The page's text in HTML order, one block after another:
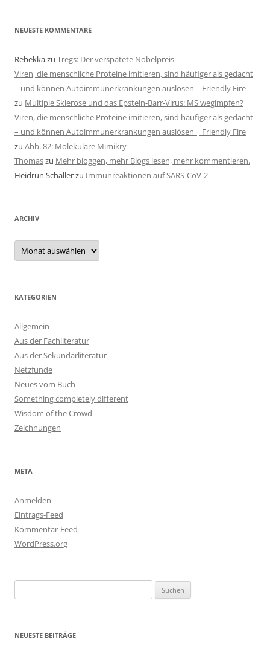
NEUESTE KOMMENTARE
Rebekkazu Tregs: Der verspätete Nobelpreis
Viren, die menschliche Proteine imitieren, sind häufiger als gedacht
– und können Autoimmunerkrankungen auslösen | Friendly Fire
zu Multiple Sklerose und das Epstein-Barr-Virus: MS wegimpfen?
Viren, die menschliche Proteine imitieren, sind häufiger als gedacht
– und können Autoimmunerkrankungen auslösen | Friendly Fire
zu Abb. 82: Molekulare Mimikry
Thomaszu Mehr bloggen, mehr Blogs lesen, mehr kommentieren.
Heidrun Schallerzu Immunreaktionen auf SARS-CoV-2
ARCHIV
Archiv
KATEGORIEN
Allgemein
Aus der Fachliteratur
Aus der Sekundärliteratur
Netzfunde
Neues vom Buch
Something completely different
Wisdom of the Crowd
Zeichnungen
META
Anmelden
Eintrags-Feed
Kommentar-Feed
WordPress.org
nach:
NEUESTE BEITRÄGE